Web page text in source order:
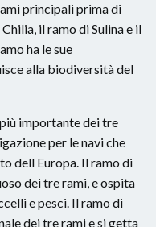
principali prima di
il ramo di Sulina e il
ha le sue
alla biodiversità del
importante dei tre
per le navi che
dell Europa. Il ramo di
dei tre rami, e ospita
e pesci. Il ramo di
dei tre rami e si getta